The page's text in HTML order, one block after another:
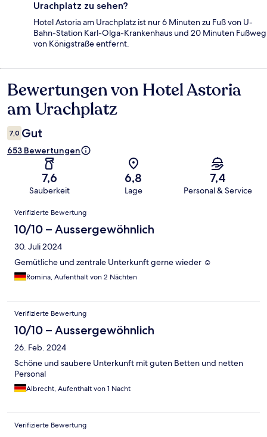
Urachplatz zu sehen?
Hotel Astoria am Urachplatz ist nur 6 Minuten zu Fuß von U-
Bahn-Station Karl-Olga-Krankenhaus und 20 Minuten Fußweg
von Königstraße entfernt.
Bewertungen
Bewertungen von Hotel Astoria
am Urachplatz
7,0 Gut
653 Bewertungen
7,6
Sauberkeit
6,8
Lage
7,4
Personal & Service
Bewertungen
Verifizierte Bewertung
10/10 – Aussergewöhnlich
30. Juli 2024
Gemütliche und zentrale Unterkunft gerne wieder ☺️
Romina, Aufenthalt von 2 Nächten
Verifizierte Bewertung
10/10 – Aussergewöhnlich
26. Feb. 2024
Schöne und saubere Unterkunft mit guten Betten und netten
Personal
Albrecht, Aufenthalt von 1 Nacht
Verifizierte Bewertung